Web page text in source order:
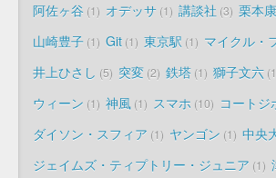
阿佐ヶ谷 1 オデッサ 1 講談社 3 栗本康
山崎豊子 1 Git 1 東京駅 1 マイクル・
井上ひさし 5 突変 2 鉄塔 1 獅子文六 1
ウィーン 1 神風 1 スマホ 10 コートジ
ダイソン・スフィア 1 ヤンゴン 1 中央
ジェイムズ・ティプトリー・ジュニア 1